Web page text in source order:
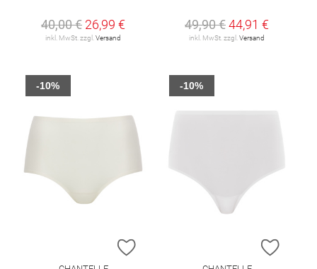
40,00 € 26,99 €
inkl. MwSt. zzgl. Versand
49,90 €44,91 €
inkl. MwSt. zzgl. Versand
ZUR WUNSCHLISTE HINZUFÜGEN
-10%
ZUR
-10%